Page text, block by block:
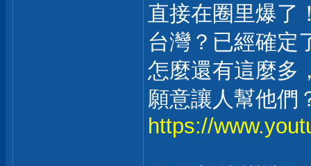
直接在圈里爆了
台灣？已經確定
怎麼還有這麼多
願意讓人幫他們
https://